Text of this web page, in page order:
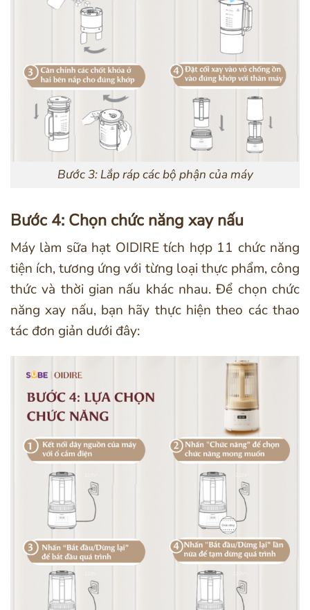
Bước 3: Lắp ráp các bộ phận của máy
Bước 4: Chọn chức năng xay nấu
Máy làm sữa hạt OIDIRE tích hợp 11 chức năng
tiện ích, tương ứng với từng loại thực phẩm, công
thức và thời gian nấu khác nhau. Để chọn chức
năng xay nấu, bạn hãy thực hiện theo các thao
tác đơn giản dưới đây: